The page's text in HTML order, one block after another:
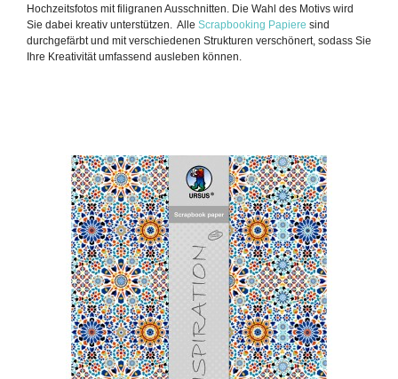
Hochzeitsfotos mit filigranen Ausschnitten. Die Wahl des Motivs wird
Sie dabei kreativ unterstützen. Alle Scrapbooking Papiere sind
durchgefärbt und mit verschiedenen Strukturen verschönert, sodass Sie
Ihre Kreativität umfassend ausleben können.